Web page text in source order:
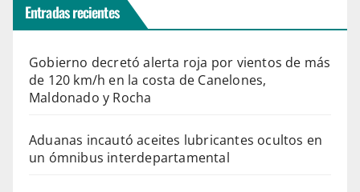
Entradas recientes
Gobierno decretó alerta roja por vientos de más
de 120 km/h en la costa de Canelones,
Maldonado y Rocha
Aduanas incautó aceites lubricantes ocultos en
un ómnibus interdepartamental